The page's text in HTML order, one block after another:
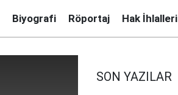
Biyografi Röportaj Hak İhlalleri
SON YAZILAR